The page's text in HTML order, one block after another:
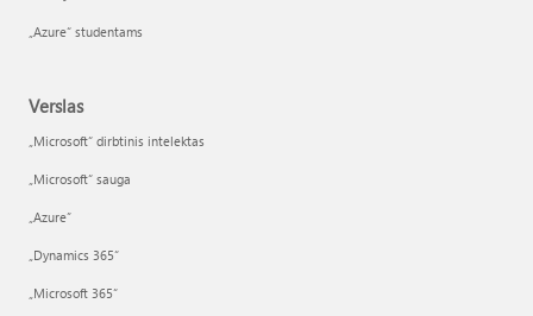
„Azure“ studentams
Verslas
„Microsoft“ dirbtinis intelektas
„Microsoft“ sauga
„Azure”
„Dynamics 365“
„Microsoft 365“